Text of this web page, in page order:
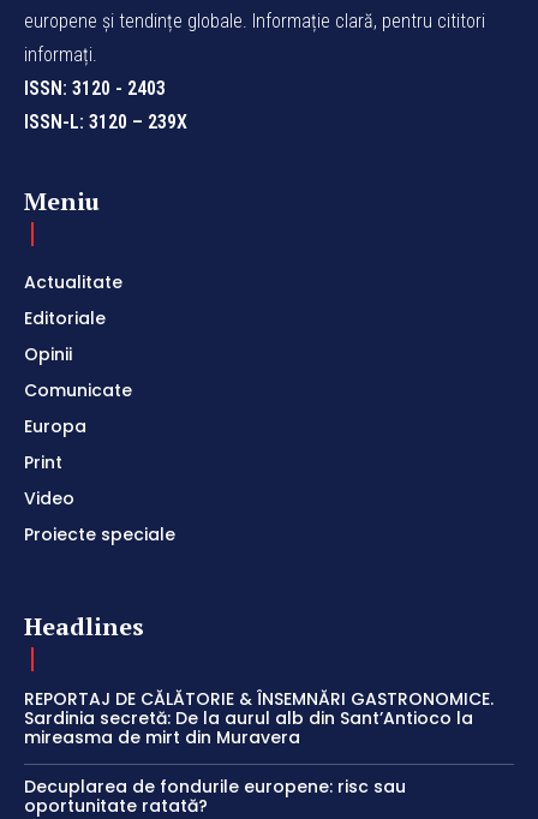
europene și tendințe globale. Informație clară, pentru cititori
informați.
ISSN: 3120 - 2403
ISSN-L: 3120 – 239X
Meniu
Actualitate
Editoriale
Opinii
Comunicate
Europa
Print
Video
Proiecte speciale
Headlines
REPORTAJ DE CĂLĂTORIE & ÎNSEMNĂRI GASTRONOMICE.
Sardinia secretă: De la aurul alb din Sant’Antioco la
mireasma de mirt din Muravera
Decuplarea de fondurile europene: risc sau
oportunitate ratată?